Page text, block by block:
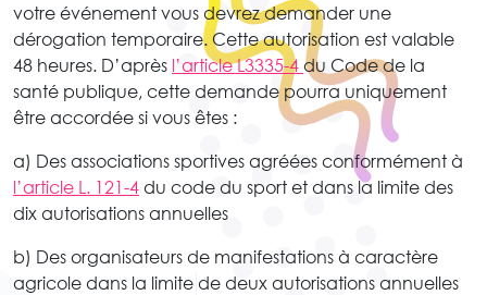
votre événement vous devrez demander une
dérogation temporaire. Cette autorisation est valable
48 heures. D’après l’article L3335-4 du Code de la
santé publique, cette demande pourra uniquement
être accordée si vous êtes :
a) Des associations sportives agréées conformément à
l’article L. 121-4 du code du sport et dans la limite des
dix autorisations annuelles
b) Des organisateurs de manifestations à caractère
agricole dans la limite de deux autorisations annuelles